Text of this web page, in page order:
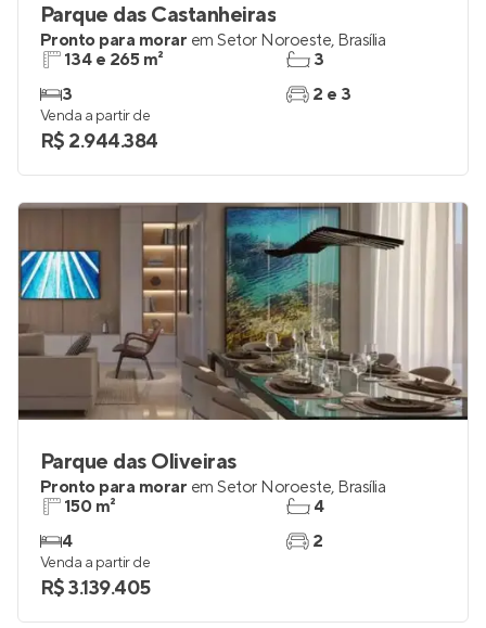
Parque das Castanheiras
Pronto para morar em Setor Noroeste, Brasília
134 e 265 m²
3
3
2 e 3
Venda a partir de
R$ 2.944.384
Parque das Oliveiras
Pronto para morar em Setor Noroeste, Brasília
150 m²
4
4
2
Venda a partir de
R$ 3.139.405